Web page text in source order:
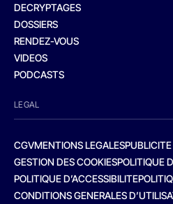
DECRYPTAGES
DOSSIERS
RENDEZ-VOUS
VIDEOS
PODCASTS
LEGAL
CGVMENTIONS LEGALES
GESTION DES COOKIESPOLITIQUE
POLITIQUE D’ACCESSIBILITE
CONDITIONS GENERALES